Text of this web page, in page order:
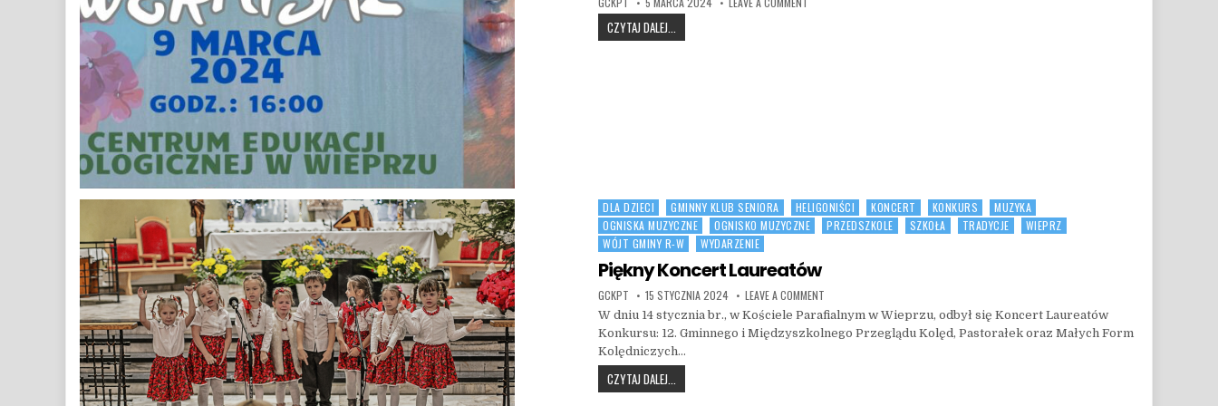
CZYTAJ DALEJ...
Posted in
DLA DZIECI GMINNY KLUB SENIORA HELIGONIŚCI KONCERT KONKURS
MUZYKA
OGNISKA MUZYCZNE
OGNISKO MUZYCZNE PRZEDSZKOLE SZKOŁA TRADYCJE
WIEPRZ
WÓJT GMINY R-W
WYDARZENIE
Piękny Koncert Laureatów
AUTHOR:
GCKPT PUBLISHED DATE:
15 STYCZNIA 2024 LEAVE A COMMENT
W dniu 14 stycznia br., w Kościele Parafialnym w Wieprzu, odbył się Koncert Laureatów
Konkursu: 12. Gminnego i Międzyszkolnego Przeglądu Kolęd, Pastorałek oraz Małych Form
Kolędniczych…
CZYTAJ DALEJ...